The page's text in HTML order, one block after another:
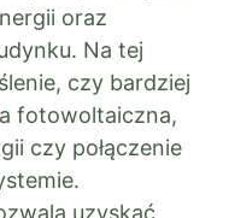
oraz
Na tej
czy bardziej
fotowoltaiczna,
czy połączenie
uzyskać